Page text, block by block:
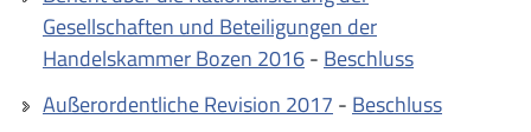
Gesellschaften und Beteiligungen der
Handelskammer Bozen 2016- Beschluss
Außerordentliche Revision 2017 - Beschluss